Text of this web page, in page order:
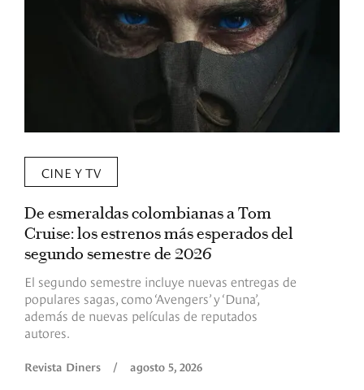
CINE Y TV
De esmeraldas colombianas a Tom
Cruise: los estrenos más esperados del
segundo semestre de 2026
El segundo semestre incluye nuevas entregas de
populares sagas, como ‘Avengers’ y ‘Duna’,
además de nuevas películas de reputados
autores.
Revista Diners / agosto 5, 2026